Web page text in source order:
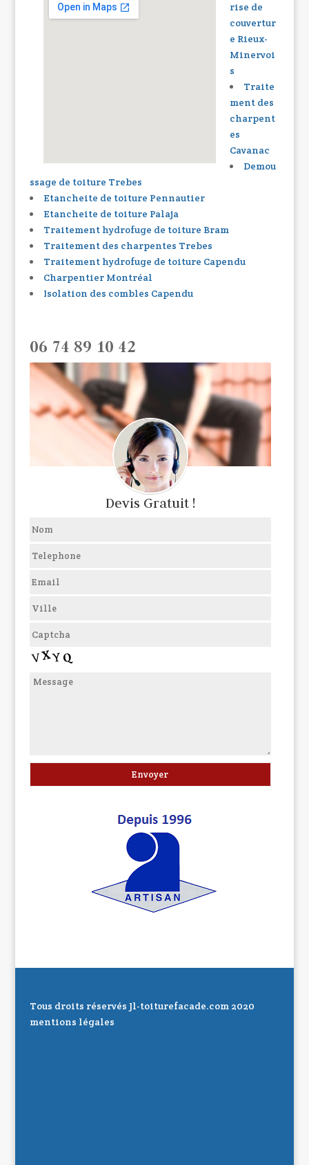
rise de
couvertur
e Rieux-
Minervoi
s
Traite
ment des
charpent
es
Cavanac
Demou
ssage de toiture Trebes
Etancheite de toiture Pennautier
Etancheite de toiture Palaja
Traitement hydrofuge de toiture Bram
Traitement des charpentes Trebes
Traitement hydrofuge de toiture Capendu
Charpentier Montréal
Isolation des combles Capendu
06 74 89 10 42
Devis Gratuit !
Tous droits réservés Jl-toiturefacade.com 2020
mentions légales